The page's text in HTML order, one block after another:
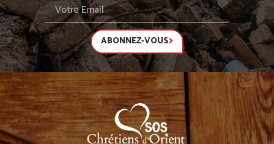
ABONNEZ-VOUS